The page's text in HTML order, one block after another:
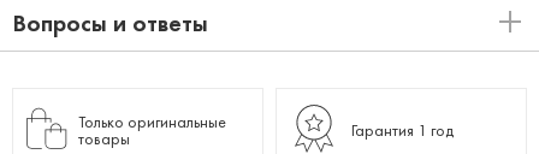
Вопросы и ответы
Только оригинальные
товары
Гарантия 1 год